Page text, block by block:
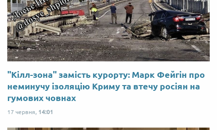
"Кілл-зона" замість курорту: Марк Фейгін про
неминучу ізоляцію Криму та втечу росіян на
гумових човнах
17 червня, 14:01